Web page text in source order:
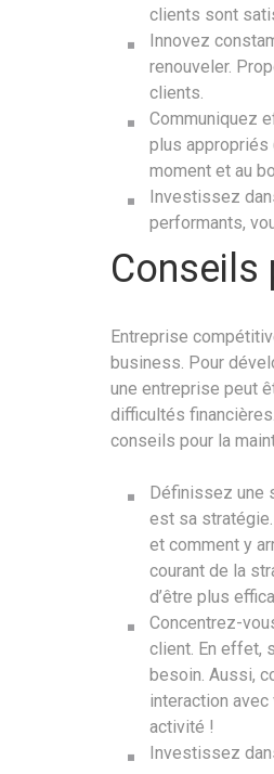
clients sont
Innovez
renouveler.
clients.
Communiquez
plus appropriés
moment et au
Investissez
performants,
Conseils
Entreprise
business. Pour
une entreprise peut
difficultés
conseils pour la
Définissez une
est sa
et comment y
courant de la
d’être plus
Concentrez-
client. En effet,
besoin. Aussi,
interaction
activité !
Investissez